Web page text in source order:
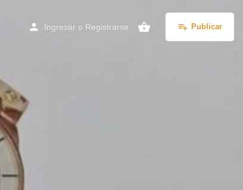
Ingresar o Registrarse Publicar